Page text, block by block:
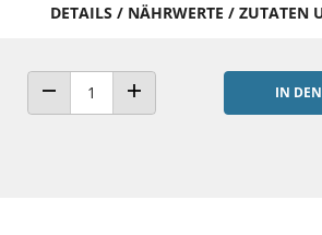
DETAILS / NÄHRWERTE / ZUTATEN
ANZAHL VERRINGERNANZAHL ERHÖHEN
IN